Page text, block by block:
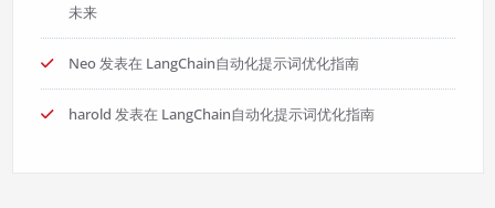
未来
Neo发表在 LangChain自动化提示词优化指南
harold 发表在 LangChain自动化提示词优化指南